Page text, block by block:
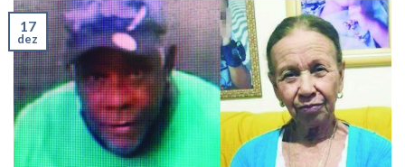
17
dez